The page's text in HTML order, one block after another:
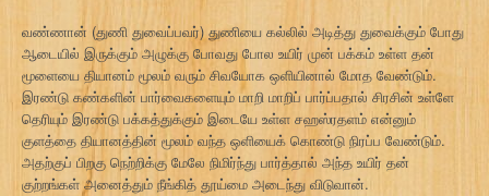
வண்ணான் (துணி துவைப்பவர்) துணியை கல்லில் அடித்து துவைக்கும் போது
ஆடையில் இருக்கும் அழுக்கு போவது போல உயிர் முன் பக்கம் உள்ள தன்
மூளையை தியானம் மூலம் வரும் சிவயோக ஒளியினால் மோத வேண்டும்.
இரண்டு கண்களின் பார்வைகளையும் மாறி மாறிப் பார்ப்பதால் சிரசின் உள்ளே
தெரியும் இரண்டு பக்கத்துக்கும் இடையே உள்ள சஹஸ்ரதளம் என்னும்
குளத்தை தியானத்தின் மூலம் வந்த ஒளியைக் கொண்டு நிரப்ப வேண்டும்.
அதற்குப் பிறகு நெற்றிக்கு மேலே நிமிர்ந்து பார்த்தால் அந்த உயிர் தன்
குற்றங்கள் அனைத்தும் நீங்கித் தூய்மை அடைந்து விடுவான்.